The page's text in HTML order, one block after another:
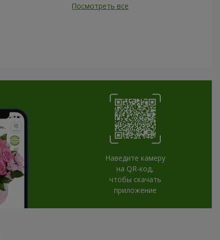
Посмотреть все
Наведите камеру
на QR-код,
чтобы скачать
приложение